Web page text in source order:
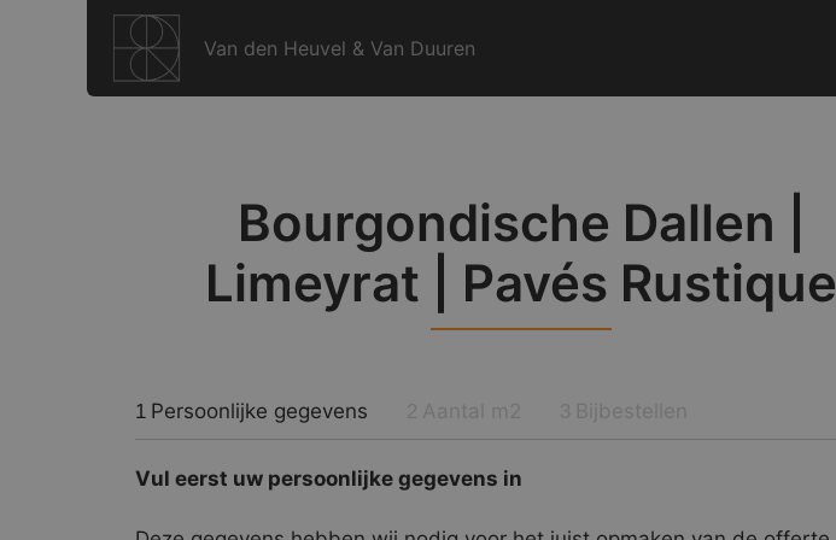
Van den Heuvel & Van Duuren
Bourgondische Dallen |
Limeyrat | Pavés Rustique
1 Persoonlijke gegevens
Vul eerst uw persoonlijke gegevens in